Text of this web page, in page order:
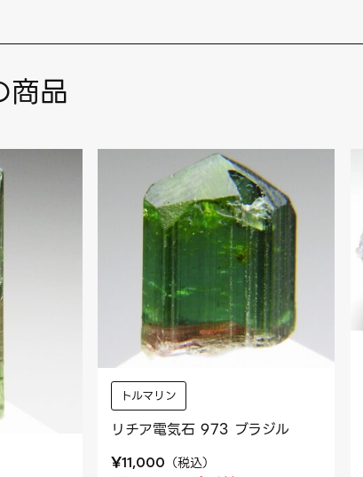
商品
トルマリン
リチア電気石 973 ブラジル
¥11,000 （税込）